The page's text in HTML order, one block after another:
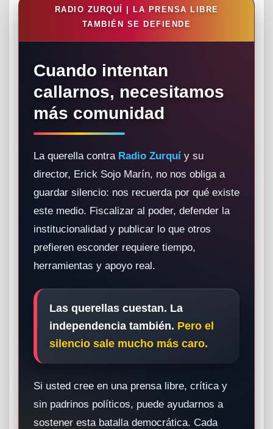
RADIO ZURQUÍ | LA PRENSA LIBRE
TAMBIÉN SE DEFIENDE
Cuando intentan
callarnos, necesitamos
más comunidad
La querella contra Radio Zurquí y su
director, Erick Sojo Marín, no nos obliga a
guardar silencio: nos recuerda por qué existe
este medio. Fiscalizar al poder, defender la
institucionalidad y publicar lo que otros
prefieren esconder requiere tiempo,
herramientas y apoyo real.
Las querellas cuestan. La
independencia también. Pero el
silencio sale mucho más caro.
Si usted cree en una prensa libre, crítica y
sin padrinos políticos, puede ayudarnos a
sostener esta batalla democrática. Cada